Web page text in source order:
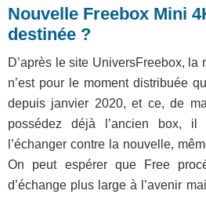
Nouvelle Freebox Mini
destinée ?
D’après le site UniversFreebox, la
n’est pour le moment distribuée
depuis janvier 2020, et ce, de
possédez déjà l’ancien box, il
l’échanger contre la nouvelle,
On peut espérer que Free
d’échange plus large à l’avenir